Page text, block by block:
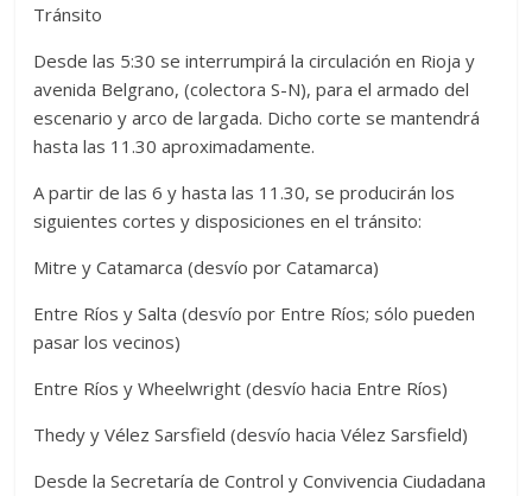
Tránsito
Desde las 5:30 se interrumpirá la circulación en Rioja y
avenida Belgrano, (colectora S-N), para el armado del
escenario y arco de largada. Dicho corte se mantendrá
hasta las 11.30 aproximadamente.
A partir de las 6 y hasta las 11.30, se producirán los
siguientes cortes y disposiciones en el tránsito:
Mitre y Catamarca (desvío por Catamarca)
Entre Ríos y Salta (desvío por Entre Ríos; sólo pueden
pasar los vecinos)
Entre Ríos y Wheelwright (desvío hacia Entre Ríos)
Thedy y Vélez Sarsfield (desvío hacia Vélez Sarsfield)
Desde la Secretaría de Control y Convivencia Ciudadana